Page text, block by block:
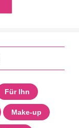
Für Ihn
Make-up